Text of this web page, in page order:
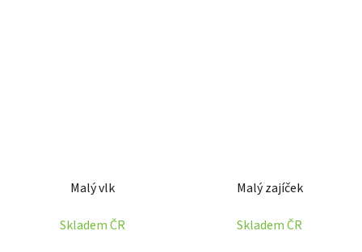
Malý vlk
Skladem ČR
Malý zajíček
Skladem ČR